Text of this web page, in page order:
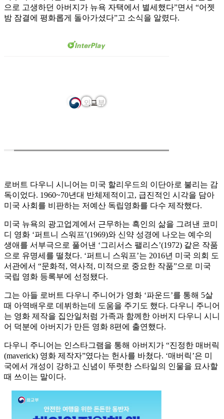
으로 고생하던 아버지가 뉴욕 자택에서 별세했다”면서 “어젯
밤 잠결에 평화롭게 돌아가셨다”고 소식을 알렸다.
로버트 다우니 시니어는 미국 할리우드의 이단아로 불리는 감
독이었다. 1960~70년대 반체제적이고, 급진적인 시각을 담아
미국 사회를 비판하는 저예산 독립영화를 다수 제작했다.
미국 뉴욕의 광고업계에서 근무하는 흑인의 삶을 그려낸 코미
디 영화 ‘퍼트니 스워프’(1969)와 신약 성경에 나오는 예수의
생애를 서부극으로 풀어낸 ‘그리서스 팰리스’(1972) 같은 작품
으로 유명세를 떨쳤다. ‘퍼트니 스워프’는 2016년 미국 의회 도
서관에서 “문화적, 역사적, 미적으로 중요한 작품”으로 미국
국립 영화 등록부에 선정됐다.
그는 아들 로버트 다우니 주니어가 영화 ‘파운드’를 통해 5살
때 아역배우로 데뷔하는데 도움을 주기도 했다. 다우니 주니어
는 영화 제작을 집안일처럼 가족과 함께한 아버지 다우니 시니
어 덕분에 아버지가 만든 영화 8편에 출연했다.
다우니 주니어는 인스타그램을 통해 아버지가 “진정한 매버릭
(maverick) 영화 제작자”였다는 헌사를 바쳤다. ‘매버릭’은 미
국에서 개성이 강하고 신념이 뚜렷한 스타일의 인물을 묘사할
때 쓰이는 말이다.